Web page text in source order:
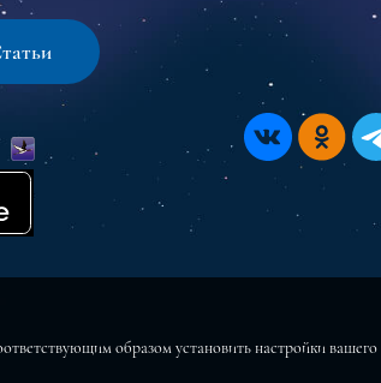
образом установить настройки вашего